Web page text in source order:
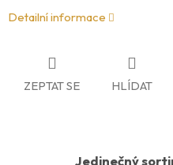
Detailní informace
ZEPTAT SE HLÍDAT
Jedinečný